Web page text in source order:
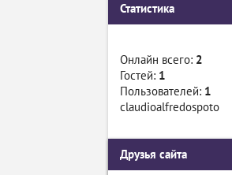
Статистика
Онлайн всего: 2
Гостей: 1
Пользователей: 1
claudioalfredospoto
Друзья сайта